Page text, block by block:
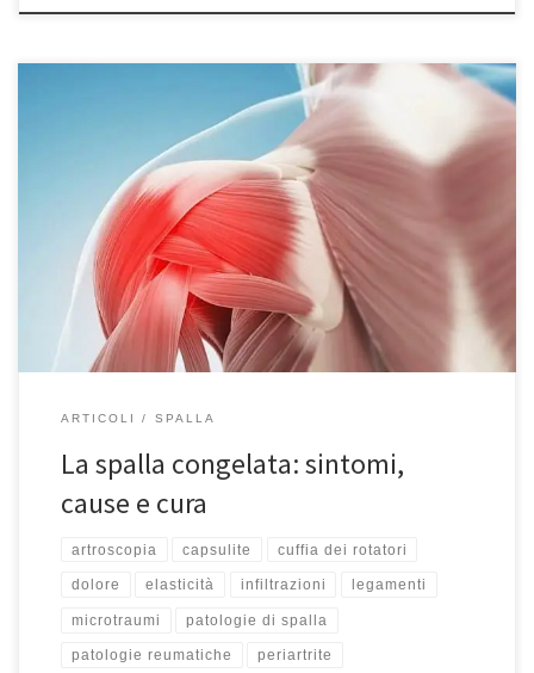
Spalla congelata, capsulite, periartrite, sono tutti sinonimi dello
stesso problema che rappresenta l’80% delle patologie della
spalla che si vedono in ambulatorio quotidianamente ed è facile
scambiare per una lesione del tendine e dei legamenti. Il sintomo
più frequente è il dolore anche a riposo, ma soprattutto una
perdita graduale […]
ARTICOLI SPALLA
La spalla congelata: sintomi,
cause e cura
artroscopia capsulite cuffia dei rotatori
dolore elasticità infiltrazioni legamenti
microtraumi patologie di spalla
patologie reumatiche periartrite